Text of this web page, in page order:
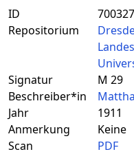
ID
Repositorium
Signatur
M 29
Beschreiber*in
Jahr
1911
Anmerkung
Keine
Scan
PDF